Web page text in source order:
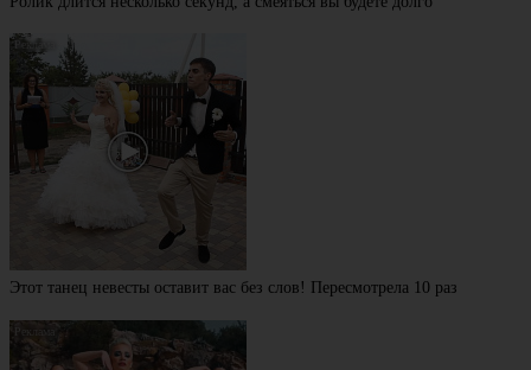
Этот танец невесты оставит вас без слов! Пересмотрела 10 раз